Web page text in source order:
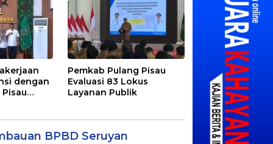
dengan
Pemkab Pulang Pisau
Evaluasi 83 Lokus
Layanan Publik
BPBD Seruyan